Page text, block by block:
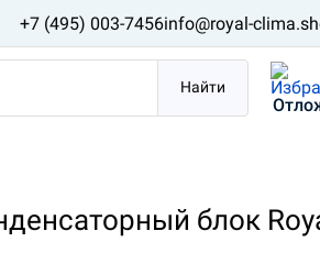
+7 (495) 003-7456info@royal-
Найти
блок